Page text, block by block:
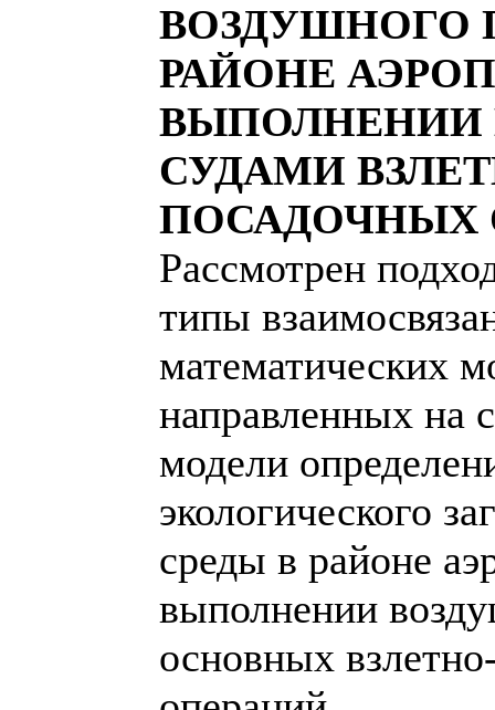
ВОЗДУШНОГО
РАЙОНЕ
СУДАМИ
ПОСАДОЧНЫХ
Рассмотрен
типы
математических
направленных на
модели
экологического
среды в районе
выполнении
основных